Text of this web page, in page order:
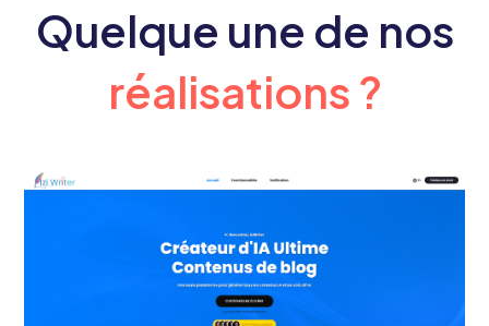
Quelque une de nos
réalisations ?